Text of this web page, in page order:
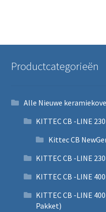
Productcategorieën
Alle Nieuwe
KITTEC CB -LINE
Kittec CB
KITTEC CB -LINE
KITTEC CB -LINE
KITTEC CB -LINE
Pakket)